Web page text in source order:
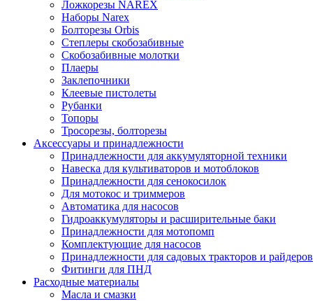
Ложкорезы NAREX
Наборы Narex
Болторезы Orbis
Степлеры скобозабивные
Скобозабивные молотки
Плаеры
Заклепочники
Клеевые пистолеты
Рубанки
Топоры
Тросорезы, болторезы
Аксессуары и принадлежности
Принадлежности для аккумуляторной техники
Навеска для культиваторов и мотоблоков
Принадлежности для сенокосилок
Для мотокос и триммеров
Автоматика для насосов
Гидроаккумуляторы и расширительные баки
Принадлежности для мотопомп
Комплектующие для насосов
Принадлежности для садовых тракторов и райдеров
Фитинги для ПНД
Расходные материалы
Масла и смазки